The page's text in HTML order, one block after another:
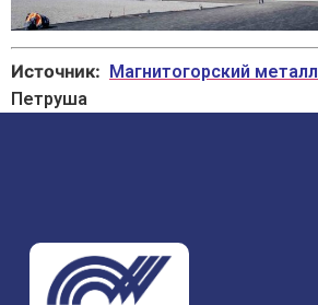
Источник: Магнитогорский металл
Петруша